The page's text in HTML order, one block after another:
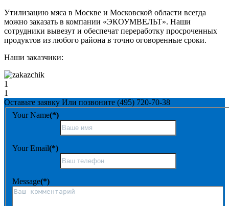
Утилизацию мяса в Москве и Московской области всегда
можно заказать в компании «ЭКОУМВЕЛЬТ». Наши
сотрудники вывезут и обеспечат переработку просроченных
продуктов из любого района в точно оговоренные сроки.
Наши заказчики:
1
1
Оставьте заявку Или позвоните (495) 720-70-38
Your Name(*)
Your Email(*)
Message(*)